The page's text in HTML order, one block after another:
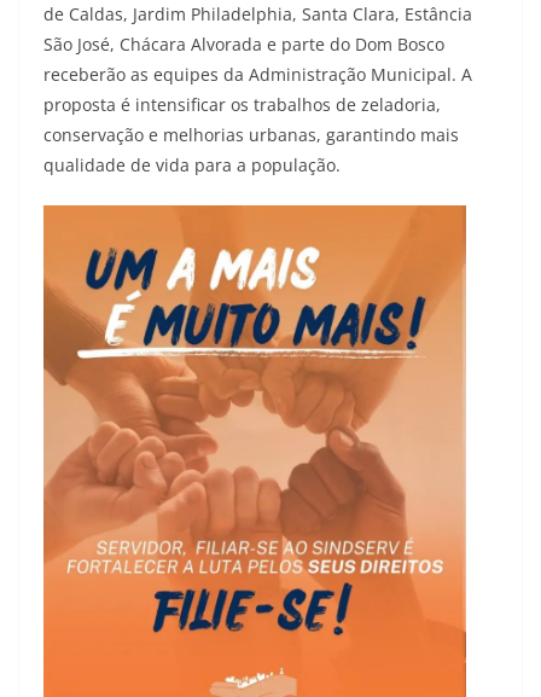
de Caldas, Jardim Philadelphia, Santa Clara, Estância
São José, Chácara Alvorada e parte do Dom Bosco
receberão as equipes da Administração Municipal. A
proposta é intensificar os trabalhos de zeladoria,
conservação e melhorias urbanas, garantindo mais
qualidade de vida para a população.